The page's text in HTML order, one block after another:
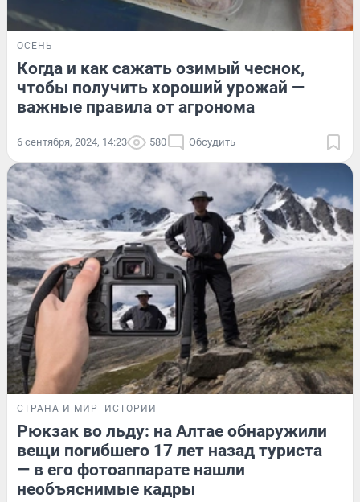
ОСЕНЬ
Когда и как сажать озимый чеснок,
чтобы получить хороший урожай —
важные правила от агронома
6 сентября, 2024, 14:23 580 Обсудить
СТРАНА И МИР ИСТОРИИ
Рюкзак во льду: на Алтае обнаружили
вещи погибшего 17 лет назад туриста
— в его фотоаппарате нашли
необъяснимые кадры